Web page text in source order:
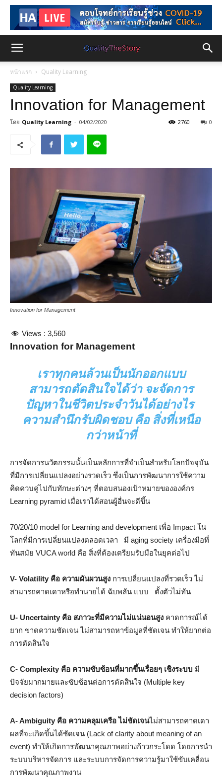
หน้าแรก Quality Learning
Quality Learning
Innovation for Management
โดย Quality Learning - 04/02/2020 0
2760
Innovation for Management
Views : 3,560
Innovation for Management
เราทุกคนล้วนเป็นนักออกแบบ
สามารถตัดสินใจได้ว่า จะจัดการ
ปัญหาในชีวิตประจำวันได้อย่างไร
ความสำนึกรับผิดชอบ คือ สิ่งที่เหนือ
กว่าหน้าที่
การจัดการนวัตกรรมนั้นเป็นหลักการที่จำเป็นสำหรับโลกปัจจุบัน
ที่มีการเปลี่ยนแปลงอย่างรวดเร็ว ซึ่งเป็นการพัฒนาการใช้ความ
คิดควบคู่ไปกับทักษะต่างๆ ที่ตอบสนองเป้าหมายขององค์กร
Learning pyramid เมื่อเราได้สอนผู้อื่นจะดีขึ้น
70/20/10 model for Learning and development เพื่อ Impact โน
โลกที่มีการเปลี่ยนแปลงตลอดเวลา มี aging society เครื่องมือที่
ทันสมัย VUCA world คือ สิ่งที่ต้องเตรียมรับมือในยุคต่อไป
V- Volatility คือ ความผันผวนสูง การเปลี่ยนแปลงที่รวดเร็ว ไม่
สามารถคาดเดาหรือทำนายได้ ฉับพลัน แบบ ตั้งตัวไม่ทัน
U- Uncertainty คือ สภาวะที่มีความไม่แน่นอนสูง คาดการณ์ได้
ยาก ขาดความชัดเจน ไม่สามารถหาข้อมูลที่ชัดเจน ทำให้ยากต่อ
การตัดสินใจ
C- Complexity คือ ความซับซ้อนที่มากขึ้นเรื่อยๆ เชิงระบบ มี
ปัจจัยมากมายและซับซ้อนต่อการตัดสินใจ (Multiple key
decision factors)
A- Ambiguity คือ ความคลุมเครือ ไม่ชัดเจนไม่สามารถคาดเดา
ผลที่จะเกิดขึ้นได้ชัดเจน (Lack of clarity about meaning of an
event) ทำให้เกิดการพัฒนาคุณภาพอย่างก้าวกระโดด โดยการนำ
ระบบบริหารจัดการ และระบบการจัดการความรู้มาใช้ขับเคลื่อน
การพัฒนาคุณภาพงาน